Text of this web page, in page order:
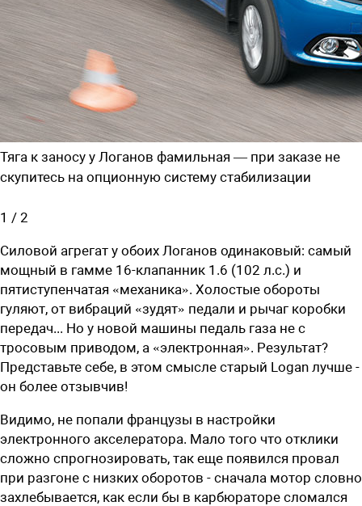
Тяга к заносу у Логанов фамильная — при заказе не
скупитесь на опционную систему стабилизации
1 / 2
Силовой агрегат у обоих Логанов одинаковый: самый
мощный в гамме 16-клапанник 1.6 (102 л.с.) и
пятиступенчатая «механика». Холостые обороты
гуляют, от вибраций «зудят» педали и рычаг коробки
передач... Но у новой машины педаль газа не с
тросовым приводом, а «электронная». Результат?
Представьте себе, в этом смысле старый Logan лучше -
он более отзывчив!
Видимо, не попали французы в настройки
электронного акселератора. Мало того что отклики
сложно спрогнозировать, так еще появился провал
при разгоне с низких оборотов - сначала мотор словно
захлебывается, как если бы в карбюраторе сломался